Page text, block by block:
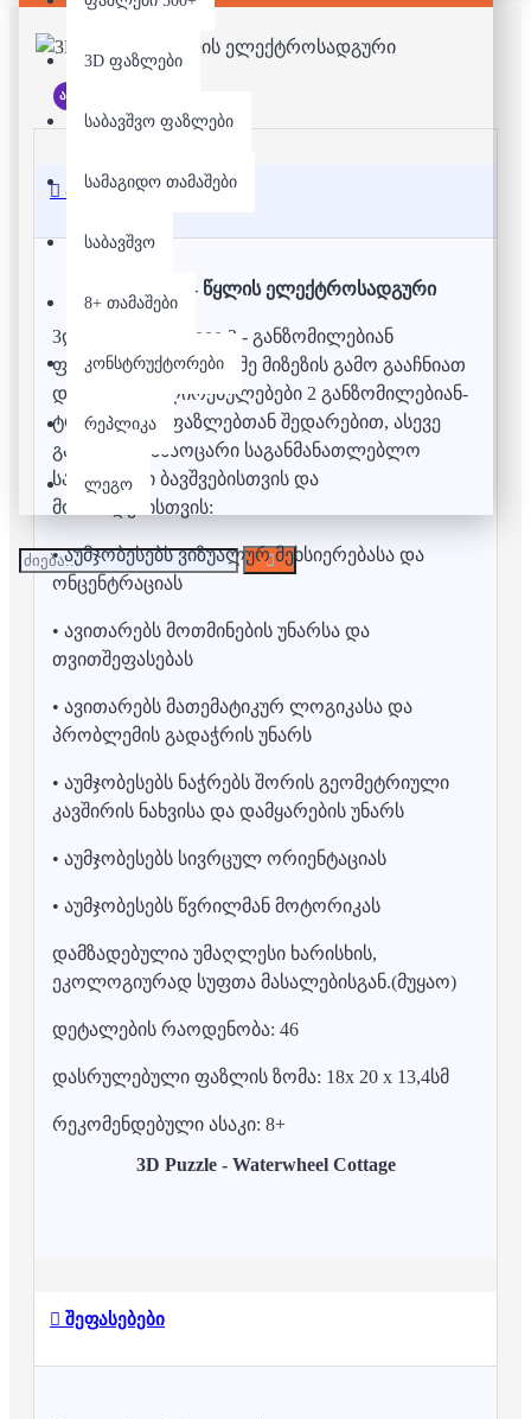
3D ფაზლები
საბავშვო ფაზლები
სამაგიდო თამაშები
საბავშვო
8+ თამაშები
კონსტრუქტორები
რეპლიკა
ლეგო
არ არის მარაგში
აღწერა
3D ფაზლი - წყლის ელექტროსადგური
3დ ფაზლებს, იგივე 3 - განზომილებიან
ფაზლებს, რამოდენიმე მიზეზის გამო გააჩნიათ
დამატებითი ღირებულებები 2 განზომილებიან-
ტრადიციულ ფაზლებთან შედარებით, ასევე
გააჩნიათ გასაოცარი საგანმანათლებლო
სარგებელი ბავშვებისთვის და
მოზარდებისთვის:
• აუმჯობესებს ვიზუალურ მეხსიერებასა და
ონცენტრაციას
• ავითარებს მოთმინების უნარსა და
თვითშეფასებას
• ავითარებს მათემატიკურ ლოგიკასა და
პრობლემის გადაჭრის უნარს
• აუმჯობესებს ნაჭრებს შორის გეომეტრიული
კავშირის ნახვისა და დამყარების უნარს
• აუმჯობესებს სივრცულ ორიენტაციას
• აუმჯობესებს წვრილმან მოტორიკას
დამზადებულია უმაღლესი ხარისხის,
ეკოლოგიურად სუფთა მასალებისგან.(მუყაო)
დეტალების რაოდენობა: 46
დასრულებული ფაზლის ზომა: 18x 20 x 13,4სმ
რეკომენდებული ასაკი: 8+
3D Puzzle - Waterwheel Cottage
შეფასებები